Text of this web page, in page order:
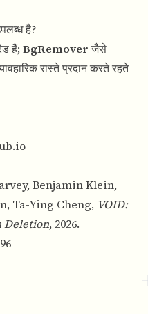
है?
हैं; BgRemoverजैसे
रास्ते प्रदान करते रहते
Benjamin Klein,
Ta-Ying Cheng, VOID:
Deletion, 2026.